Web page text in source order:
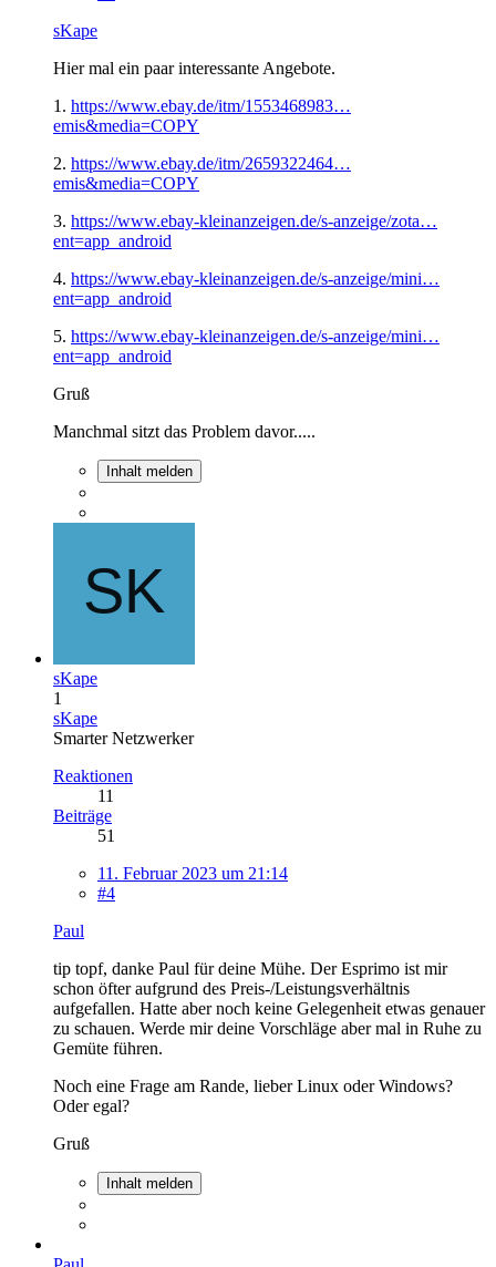
sKape
Hier mal ein paar interessante Angebote.
1. https://www.ebay.de/itm/1553468983…
emis&media=COPY
2. https://www.ebay.de/itm/2659322464…
emis&media=COPY
3. https://www.ebay-kleinanzeigen.de/s-anzeige/zota…
ent=app_android
4. https://www.ebay-kleinanzeigen.de/s-anzeige/mini…
ent=app_android
5. https://www.ebay-kleinanzeigen.de/s-anzeige/mini…
ent=app_android
Gruß
Manchmal sitzt das Problem davor.....
Inhalt melden
sKape
1
sKape
Smarter Netzwerker
Reaktionen
11
Beiträge
51
11. Februar 2023 um 21:14
#4
Paul
tip topf, danke Paul für deine Mühe. Der Esprimo ist mir
schon öfter aufgrund des Preis-/Leistungsverhältnis
aufgefallen. Hatte aber noch keine Gelegenheit etwas genauer
zu schauen. Werde mir deine Vorschläge aber mal in Ruhe zu
Gemüte führen.
Noch eine Frage am Rande, lieber Linux oder Windows?
Oder egal?
Gruß
Inhalt melden